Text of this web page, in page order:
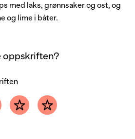
med laks, grønnsaker og ost, og
og lime i båter.
oppskriften?